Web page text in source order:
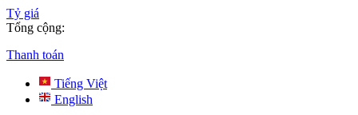
Tỷ giá
Tổng cộng:
Thanh toán
Tiếng Việt
English